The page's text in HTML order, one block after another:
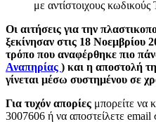
με αντίστοιχους κωδικούς
Οι αιτήσεις για την
ξεκίνησαν στις 18 Νοεμβρίου
τρόπο που αναφέρθηκε πιο
Αναπηρίας ) και η αποστολή
γίνεται μέσω συστημένου σε
Για τυχόν απορίες μπορείτε να
3007606 ή να αποστείλετε